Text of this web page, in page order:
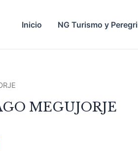
Inicio NG Turismo y
MEGUJORJE